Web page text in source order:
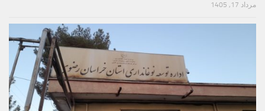
مرداد 17, 1405